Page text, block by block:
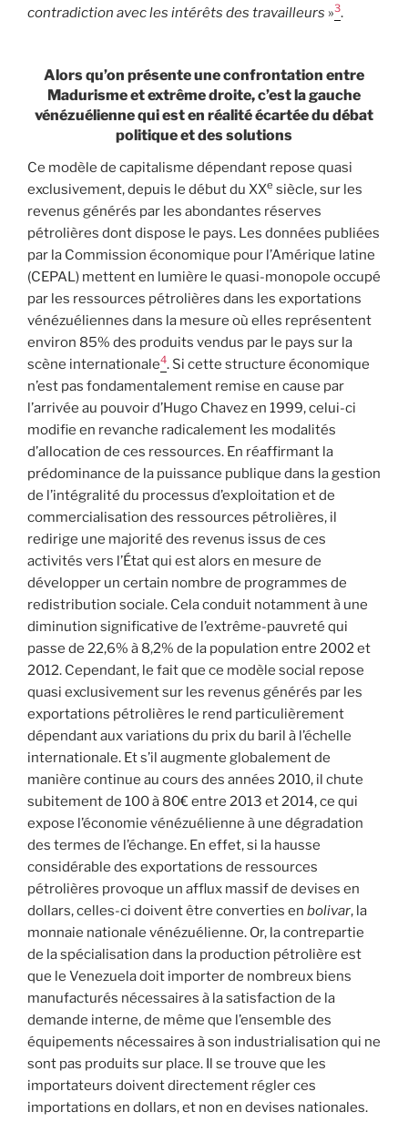
contradiction avec les intérêts des travailleurs »3.
Alors qu’on présente une confrontation entre
Madurisme et extrême droite, c’est la gauche
vénézuélienne qui est en réalité écartée du débat
politique et des solutions
Ce modèle de capitalisme dépendant repose quasi
exclusivement, depuis le début du XXe siècle, sur les
revenus générés par les abondantes réserves
pétrolières dont dispose le pays. Les données publiées
par la Commission économique pour l’Amérique latine
(CEPAL) mettent en lumière le quasi-monopole occupé
par les ressources pétrolières dans les exportations
vénézuéliennes dans la mesure où elles représentent
environ 85% des produits vendus par le pays sur la
scène internationale4. Si cette structure économique
n’est pas fondamentalement remise en cause par
l’arrivée au pouvoir d’Hugo Chavez en 1999, celui-ci
modifie en revanche radicalement les modalités
d’allocation de ces ressources. En réaffirmant la
prédominance de la puissance publique dans la gestion
de l’intégralité du processus d’exploitation et de
commercialisation des ressources pétrolières, il
redirige une majorité des revenus issus de ces
activités vers l’État qui est alors en mesure de
développer un certain nombre de programmes de
redistribution sociale. Cela conduit notamment à une
diminution significative de l’extrême-pauvreté qui
passe de 22,6% à 8,2% de la population entre 2002 et
2012. Cependant, le fait que ce modèle social repose
quasi exclusivement sur les revenus générés par les
exportations pétrolières le rend particulièrement
dépendant aux variations du prix du baril à l’échelle
internationale. Et s’il augmente globalement de
manière continue au cours des années 2010, il chute
subitement de 100 à 80€ entre 2013 et 2014, ce qui
expose l’économie vénézuélienne à une dégradation
des termes de l’échange. En effet, si la hausse
considérable des exportations de ressources
pétrolières provoque un afflux massif de devises en
dollars, celles-ci doivent être converties en bolivar, la
monnaie nationale vénézuélienne. Or, la contrepartie
de la spécialisation dans la production pétrolière est
que le Venezuela doit importer de nombreux biens
manufacturés nécessaires à la satisfaction de la
demande interne, de même que l’ensemble des
équipements nécessaires à son industrialisation qui ne
sont pas produits sur place. Il se trouve que les
importateurs doivent directement régler ces
importations en dollars, et non en devises nationales.